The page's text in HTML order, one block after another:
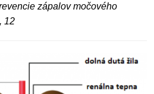
zápalov močového
12